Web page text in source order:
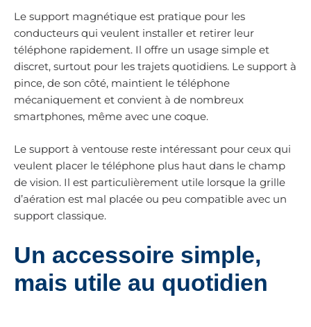
Le support magnétique est pratique pour les
conducteurs qui veulent installer et retirer leur
téléphone rapidement. Il offre un usage simple et
discret, surtout pour les trajets quotidiens. Le support à
pince, de son côté, maintient le téléphone
mécaniquement et convient à de nombreux
smartphones, même avec une coque.
Le support à ventouse reste intéressant pour ceux qui
veulent placer le téléphone plus haut dans le champ
de vision. Il est particulièrement utile lorsque la grille
d’aération est mal placée ou peu compatible avec un
support classique.
Un accessoire simple,
mais utile au quotidien